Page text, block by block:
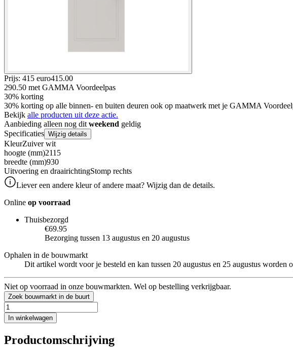
Prijs: 415 euro415.00
290.50 met GAMMA Voordeelpas
30% korting
30% korting op alle binnen- en buiten deuren ook op maatwerk met je GAMMA
Bekijk alle producten uit deze actie.
Aanbieding alleen nog dit weekend geldig
Specificaties Wijzig details
KleurZuiver wit
hoogte (mm)2115
breedte (mm)930
Uitvoering en draairichtingStomp rechts
Liever een andere kleur of andere maat? Wijzig dan de details.
Online op voorraad
Thuisbezorgd
€69.95
Bezorging tussen 13 augustus en 20 augustus
Ophalen in de bouwmarkt
Dit artikel wordt voor je besteld en kan tussen 20 augustus en 25 augustus
Niet op voorraad in onze bouwmarkten. Wel op bestelling verkrijgbaar.
Zoek bouwmarkt in de buurt
In winkelwagen
Productomschrijving